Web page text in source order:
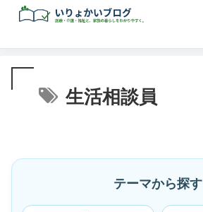
生活相談員
テーマから探す